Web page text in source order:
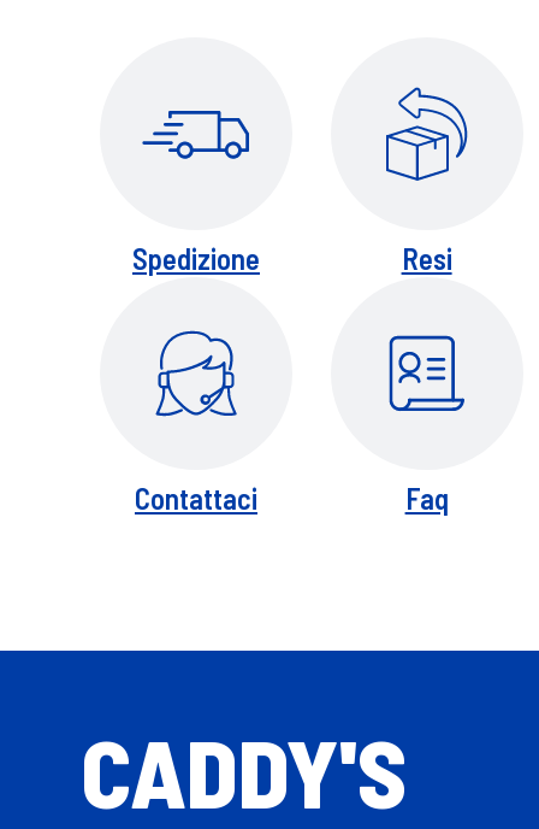
Spedizione Resi
Contattaci Faq
CADDY'S